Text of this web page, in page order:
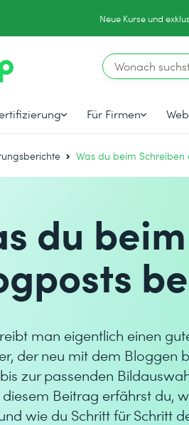
Neue Kurse und
Für Firmen
Was du beim Schreiben
du
man eigentlich einen
der neu mit dem Bloggen
zur passenden
diesem Beitrag erfährst du,
wie du Schritt für Schritt